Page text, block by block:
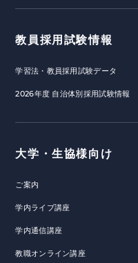
教員採用試験情報
学習法・教員採用試験データ
2026年度 自治体別採用試験情報
大学・生協様向け
ご案内
学内ライブ講座
学内通信講座
教職オンライン講座